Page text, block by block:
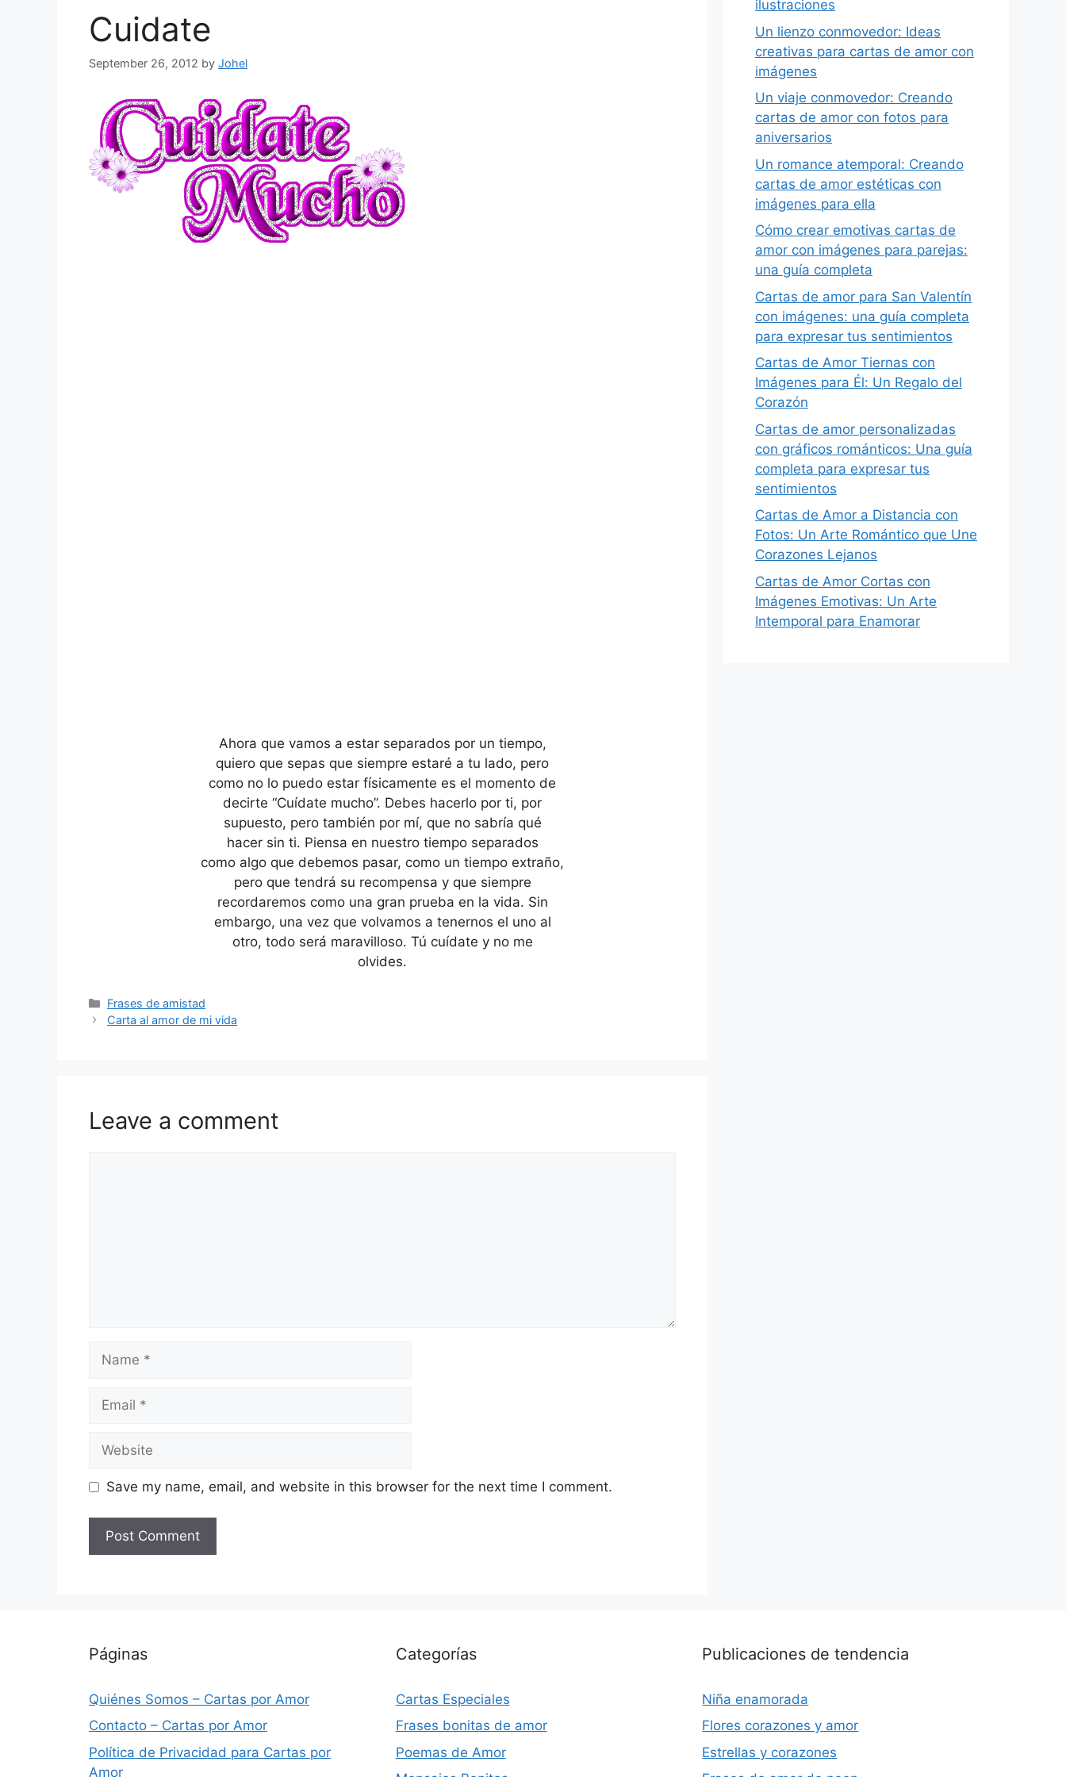
Cuidate
September 26, 2012 by Johel
Ahora que vamos a estar separados por un tiempo,
quiero que sepas que siempre estaré a tu lado, pero
como no lo puedo estar físicamente es el momento de
decirte “Cuídate mucho”. Debes hacerlo por ti, por
supuesto, pero también por mí, que no sabría qué
hacer sin ti. Piensa en nuestro tiempo separados
como algo que debemos pasar, como un tiempo extraño,
pero que tendrá su recompensa y que siempre
recordaremos como una gran prueba en la vida. Sin
embargo, una vez que volvamos a tenernos el uno al
otro, todo será maravilloso. Tú cuídate y no me
olvides.
Categories
Frases de amistad
Carta al amor de mi vida
Leave a comment
Name
Email
Website
Save my name, email, and website in this browser for the next time I comment.
ilustraciones
Un lienzo conmovedor: Ideas
creativas para cartas de amor con
imágenes
Un viaje conmovedor: Creando
cartas de amor con fotos para
aniversarios
Un romance atemporal: Creando
cartas de amor estéticas con
imágenes para ella
Cómo crear emotivas cartas de
amor con imágenes para parejas:
una guía completa
Cartas de amor para San Valentín
con imágenes: una guía completa
para expresar tus sentimientos
Cartas de Amor Tiernas con
Imágenes para Él: Un Regalo del
Corazón
Cartas de amor personalizadas
con gráficos románticos: Una guía
completa para expresar tus
sentimientos
Cartas de Amor a Distancia con
Fotos: Un Arte Romántico que Une
Corazones Lejanos
Cartas de Amor Cortas con
Imágenes Emotivas: Un Arte
Intemporal para Enamorar
Páginas
Quiénes Somos – Cartas por Amor
Contacto – Cartas por Amor
Política de Privacidad para Cartas por
Amor
Categorías
Cartas Especiales
Frases bonitas de amor
Poemas de Amor
Publicaciones de tendencia
Niña enamorada
Flores corazones y amor
Estrellas y corazones